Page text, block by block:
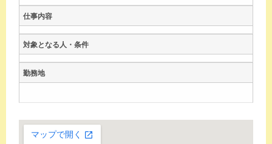
仕事内容
対象となる人・条件
勤務地